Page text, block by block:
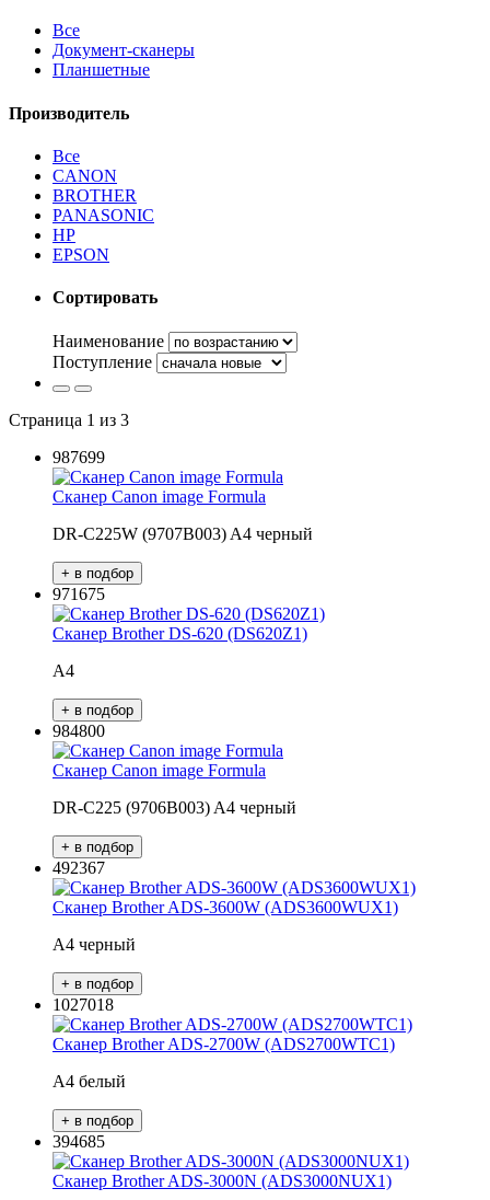
Все
Документ-сканеры
Планшетные
Производитель
Все
CANON
BROTHER
PANASONIC
HP
EPSON
Сортировать
Наименование
Поступление
Страница 1 из 3
987699
Сканер Canon image Formula
DR-C225W (9707B003) A4 черный
971675
Сканер Brother DS-620 (DS620Z1)
A4
984800
Сканер Canon image Formula
DR-C225 (9706B003) A4 черный
492367
Сканер Brother ADS-3600W (ADS3600WUX1)
A4 черный
1027018
Сканер Brother ADS-2700W (ADS2700WTC1)
A4 белый
394685
Сканер Brother ADS-3000N (ADS3000NUX1)